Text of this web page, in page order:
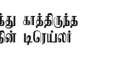
காத்திருந்த
டிரெய்லர்